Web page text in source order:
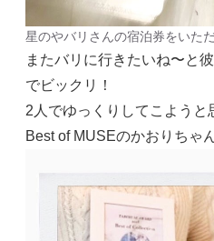
星のやバリさんの宿泊券をいた
またバリに行きたいね〜と
でビックリ！
2人でゆっくりしてこようと
Best of MUSEのかおりちゃ